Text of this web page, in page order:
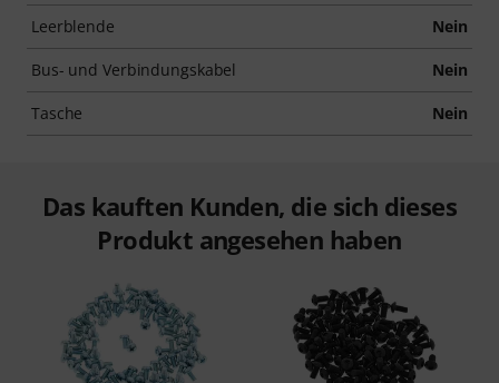
Leerblende Nein
Bus- und Verbindungskabel Nein
Tasche Nein
Das kauften Kunden, die sich dieses
Produkt angesehen haben